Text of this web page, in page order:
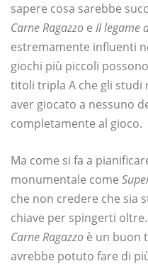
sapere cosa sarebbe
Carne Ragazzo e Il legame
estremamente influenti
giochi più piccoli
titoli tripla A che gli studi
aver giocato a nessuno
completamente al gioco.
Ma come si fa a
monumentale come
che non credere che sia
chiave per spingerti
Carne Ragazzo è un buon
avrebbe potuto fare di